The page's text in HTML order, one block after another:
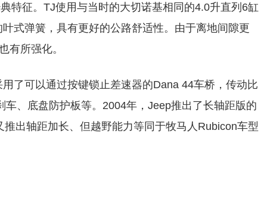
特征。TJ使用与当时的大切诺基相同的4.0升直列6缸
式弹簧，具有更好的公路舒适性。由于离地间隙更
有所强化。
了可以通过按键锁止差速器的Dana 44车桥，传动比
、底盘防护板等。2004年，Jeep推出了长轴距版的
出轴距加长、但越野能力等同于牧马人Rubicon车型